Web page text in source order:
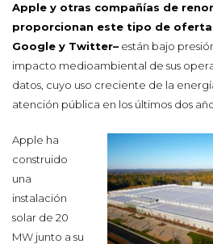
Apple y otras compañías de
proporcionan este tipo de oferta
Google y Twitter– están bajo
impacto medioambiental de sus
datos, cuyo uso creciente de la
atención pública en los últimos dos
Apple ha
construido
una
instalación
solar de 20
MW junto a su